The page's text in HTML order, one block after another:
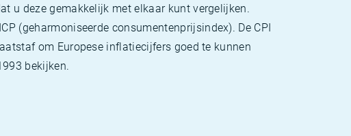
u deze gemakkelijk met elkaar kunt vergelijken.
(geharmoniseerde consumentenprijsindex). De CPI
om Europese inflatiecijfers goed te kunnen
bekijken.